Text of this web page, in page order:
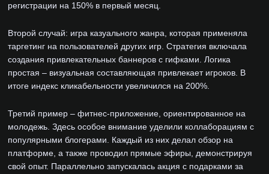
регистрации на 150% в первый месяц.
Второй случай: игра казуального жанра, которая применяла
таргетинг на пользователей других игр. Стратегия включала
создания привлекательных баннеров с гифками. Логика
простая – визуальная составляющая привлекает игроков. В
итоге индекс кликабельности увеличился на 200%.
Третий пример – фитнес-приложение, ориентированное на
молодежь. Здесь особое внимание уделили коллаборациям с
популярными блогерами. Каждый из них делал обзор на
платформе, а также проводил прямые эфиры, демонстрируя
свой опыт. Параллельно запускалась акция с подарками за